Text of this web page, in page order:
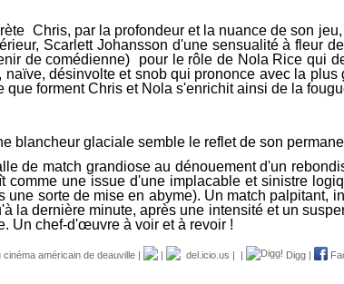
Chris, par la profondeur et la nuance de son
Scarlett Johansson d'une sensualité à fleur
de comédienne) pour le rôle de Nola Rice qui
désinvolte et snob qui prononce avec la
forment Chris et Nola s'enrichit ainsi de la
blancheur glaciale semble le reflet de son
de match grandiose au dénouement d'un
une issue d'une implacable et sinistre
sorte de mise en abyme). Un match palpitant,
la dernière minute, après une intensité et un
Un chef-d'œuvre à voir et à revoir !
cinéma américain de deauville | | del.icio.us | | Digg |